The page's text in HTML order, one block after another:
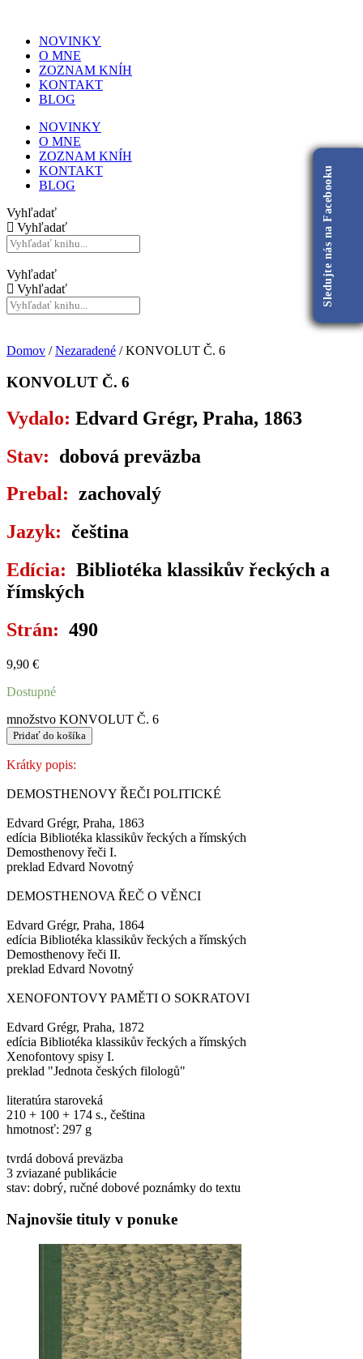
NOVINKY
O MNE
ZOZNAM KNÍH
KONTAKT
BLOG
NOVINKY
O MNE
ZOZNAM KNÍH
KONTAKT
BLOG
Vyhľadať
Vyhľadať
Vyhľadať
Vyhľadať
Domov /Nezaradené / KONVOLUT Č. 6
KONVOLUT Č. 6
Vydalo: Edvard Grégr, Praha, 1863
Stav: dobová preväzba
Prebal: zachovalý
Jazyk: čeština
Edícia: Bibliotéka klassikův řeckých a
římských
Strán: 490
9,90 €
Dostupné
množstvo KONVOLUT Č. 6
Pridať do košíka
Krátky popis:
DEMOSTHENOVY ŘEČI POLITICKÉ
Edvard Grégr, Praha, 1863
edícia Bibliotéka klassikův řeckých a římských
Demosthenovy řeči I.
preklad Edvard Novotný
DEMOSTHENOVA ŘEČ O VĚNCI
Edvard Grégr, Praha, 1864
edícia Bibliotéka klassikův řeckých a římských
Demosthenovy řeči II.
preklad Edvard Novotný
XENOFONTOVY PAMĚTI O SOKRATOVI
Edvard Grégr, Praha, 1872
edícia Bibliotéka klassikův řeckých a římských
Xenofontovy spisy I.
preklad "Jednota českých filologů"
literatúra staroveká
210 + 100 + 174 s., čeština
hmotnosť: 297 g
tvrdá dobová preväzba
3 zviazané publikácie
stav: dobrý, ručné dobové poznámky do textu
Najnovšie tituly v ponuke
Sledujte nás na Facebooku